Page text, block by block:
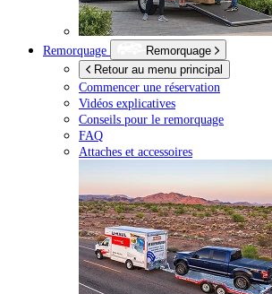
Remorquage
Remorquage
Retour au menu principal
Commencer une réservation
Vidéos explicatives
Conseils pour le remorquage
FAQ
Attaches et accessoires